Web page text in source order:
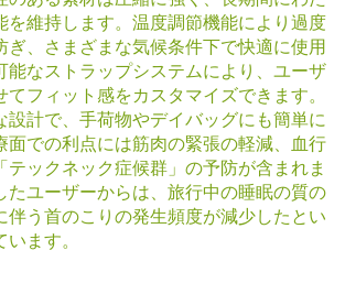
を維持します。温度調節機能により過度
ぎ、さまざまな気候条件下で快適に使用
能なストラップシステムにより、ユーザ
フィット感をカスタマイズできます。
設計で、手荷物やデイバッグにも簡単に
面での利点には筋肉の緊張の軽減、血行
テックネック症候群」の予防が含まれま
たユーザーからは、旅行中の睡眠の質の
伴う首のこりの発生頻度が減少したとい
ます。